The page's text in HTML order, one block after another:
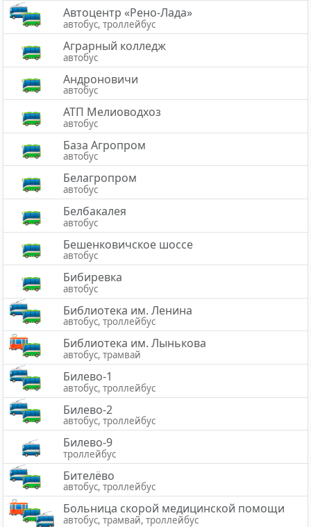
Автоцентр «Рено-Лада»
автобус, троллейбус
Аграрный колледж
автобус
Андроновичи
автобус
АТП Мелиоводхоз
автобус
База Агропром
автобус
Белагропром
автобус
Белбакалея
автобус
Бешенковичское шоссе
автобус
Бибиревка
автобус
Библиотека им. Ленина
автобус, троллейбус
Библиотека им. Лынькова
автобус, трамвай
Билево-1
автобус, троллейбус
Билево-2
автобус, троллейбус
Билево-9
троллейбус
Бителёво
автобус, троллейбус
Больница скорой медицинской помощи
автобус, трамвай, троллейбус